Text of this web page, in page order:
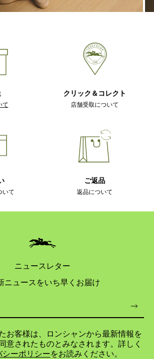
て
クリック＆コレクト
店舗受取について
いて
ご返品
返品について
ニュースレター
ニュースをいち早くお届け
お客様は、ロンシャンから最新情報を
意されたものとみなされます。詳しく
シーポリシーをお読みください。